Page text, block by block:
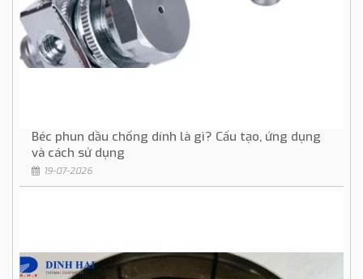
Béc phun dầu chống dính là gì? Cấu tạo, ứng dụng
và cách sử dụng
19-07-2026